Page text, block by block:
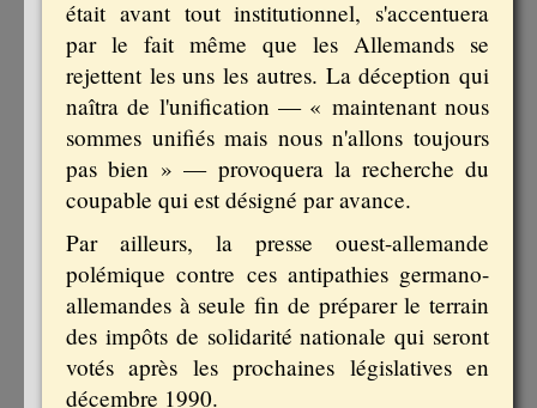
était avant tout institutionnel, s'accentuera
par le fait même que les Allemands se
rejettent les uns les autres. La déception qui
naîtra de l'unification — « maintenant nous
sommes unifiés mais nous n'allons toujours
pas bien » — provoquera la recherche du
coupable qui est désigné par avance.
Par ailleurs, la presse ouest-allemande
polémique contre ces antipathies germano-
allemandes à seule fin de préparer le terrain
des impôts de solidarité nationale qui seront
votés après les prochaines législatives en
décembre 1990.